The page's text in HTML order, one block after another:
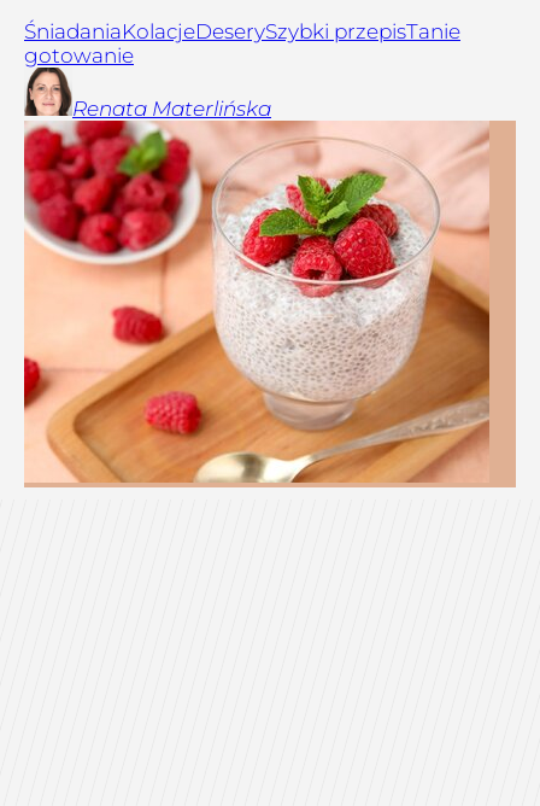
ŚniadaniaKolacjeDeserySzybki przepisTanie
gotowanie
Renata Materlińska